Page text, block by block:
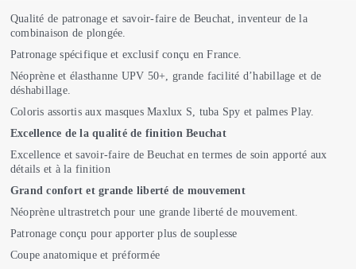
Qualité de patronage et savoir-faire de Beuchat, inventeur de la
combinaison de plongée.
Patronage spécifique et exclusif conçu en France.
Néoprène et élasthanne UPV 50+, grande facilité d’habillage et de
déshabillage.
Coloris assortis aux masques Maxlux S, tuba Spy et palmes Play.
Excellence de la qualité de finition Beuchat
Excellence et savoir-faire de Beuchat en termes de soin apporté aux
détails et à la finition
Grand confort et grande liberté de mouvement
Néoprène ultrastretch pour une grande liberté de mouvement.
Patronage conçu pour apporter plus de souplesse
Coupe anatomique et préformée